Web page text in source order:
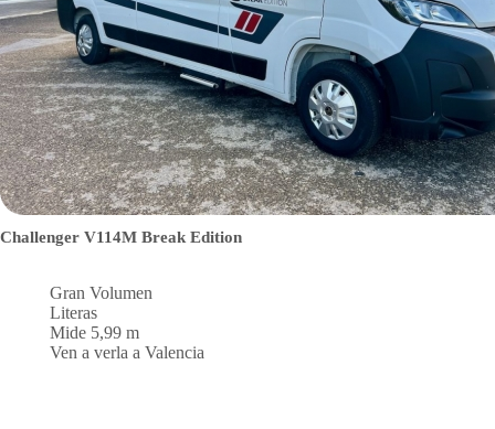
Challenger V114M Break Edition
Gran Volumen
Literas
Mide 5,99 m
Ven a verla a Valencia